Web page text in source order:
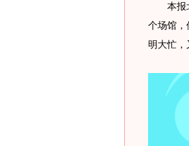
本报北
个场馆，
明大忙，